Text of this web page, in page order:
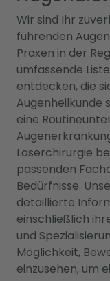
Wir sind Ihr
führenden
Praxen in der
umfassende
entdecken, die
Augenheilkunde
eine
Laserchirurgie
passenden
Bedürfnisse.
detaillierte
einschließlich
und
Möglichkeit,
einzusehen, um